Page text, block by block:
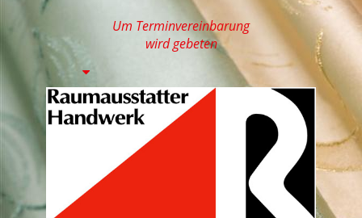
Um Terminvereinbarung
wird gebeten